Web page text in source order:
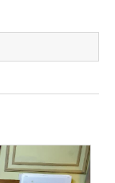
su creación
Santiago de
Andonaire
y
civil, y a